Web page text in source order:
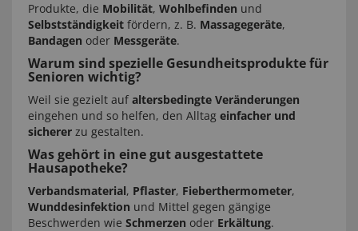
Produkte, die Mobilität, Wohlbefinden und
Selbstständigkeit fördern, z. B. Massagegeräte,
Bandagen oder Messgeräte.
Warum sind spezielle Gesundheitsprodukte für
Senioren wichtig?
Weil sie gezielt auf altersbedingte Veränderungen
eingehen und so helfen, den Alltag einfacher und
sicherer zu gestalten.
Was gehört in eine gut ausgestattete
Hausapotheke?
Verbandsmaterial, Pflaster, Fieberthermometer,
Wunddesinfektion und Mittel gegen gängige
Beschwerden wie Schmerzen oder Erkältung.